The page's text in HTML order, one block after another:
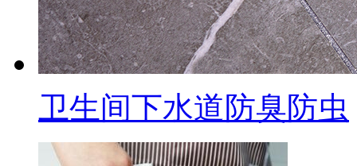
卫生间下水道防臭防虫